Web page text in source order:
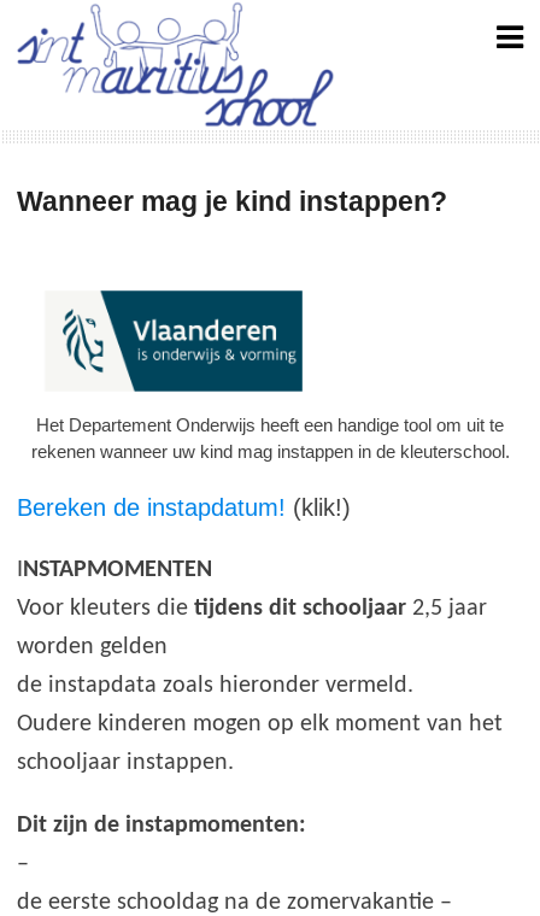
content
Wanneer mag je kind instappen?
Het Departement Onderwijs heeft een handige tool om uit te
rekenen wanneer uw kind mag instappen in de kleuterschool.
Bereken de instapdatum! (klik!)
NSTAPMOMENTEN
Voor kleuters dietijdens dit schooljaar 2,5 jaar
worden gelden
de instapdata zoals hieronder vermeld.
Oudere kinderen mogen op elk moment van het
schooljaar instappen.
Dit zijn de instapmomenten:
–
de eerste schooldag na de zomervakantie –